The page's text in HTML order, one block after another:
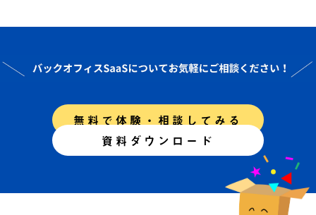
無料で体験・相談してみる
資料ダウンロード